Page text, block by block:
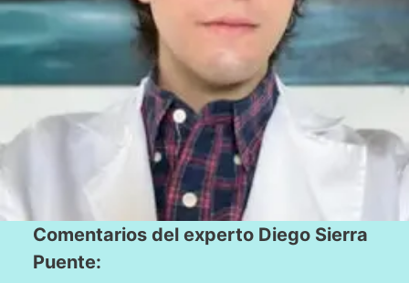
Comentarios del experto Diego Sierra
Puente: